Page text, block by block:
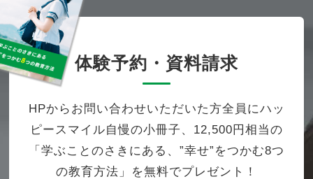
体験予約・資料請求
HPからお問い合わせいただいた方全員にハッ
ピースマイル自慢の小冊子、12,500円相当の
「学ぶことのさきにある、”幸せ”をつかむ8つ
の教育方法」を無料でプレゼント！